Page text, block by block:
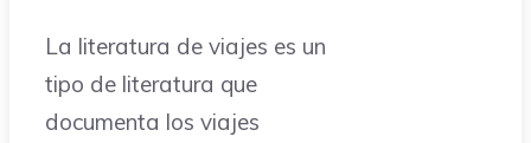
La literatura de viajes es un
tipo de literatura que
documenta los viajes